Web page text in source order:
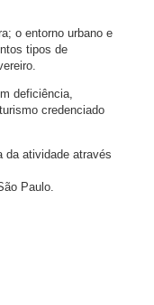
o entorno urbano e
tipos de
deficiência,
credenciado
da atividade através
Paulo.